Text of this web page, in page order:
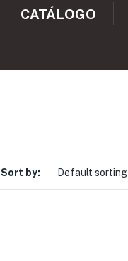
CATÁLOGO
Sort by: Default sorting